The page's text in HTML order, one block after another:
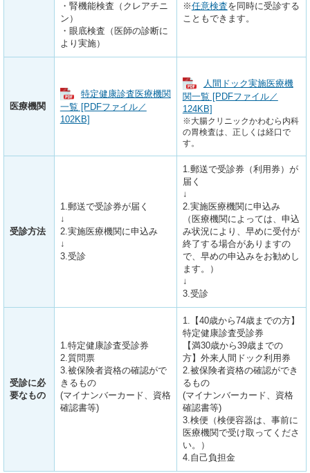
・腎機能検査（クレアチニ
ン）
・眼底検査（医師の診断に
より実施）
※任意検査を同時に受診する
こともできます。
医療機関
特定健康診査医療機関
一覧 [PDFファイル／
102KB]
人間ドック実施医療機
関一覧 [PDFファイル／
124KB]
※大腸クリニックかわむら内科
の胃検査は、正しくは経口で
す。
受診方法
1.郵送で受診券が届く
↓
2.実施医療機関に申込み
↓
3.受診
1.郵送で受診券（利用券）が
届く
↓
2.実施医療機関に申込み
（医療機関によっては、申込
み状況により、早めに受付が
終了する場合がありますの
で、早めの申込みをお勧めし
ます。）
↓
3.受診
受診に必
要なもの
1.特定健康診査受診券
2.質問票
3.被保険者資格の確認がで
きるもの
(マイナンバーカード、資格
確認書等)
1.【40歳から74歳までの方】
特定健康診査受診券
【満30歳から39歳までの
方】外来人間ドック利用券
2.被保険者資格の確認ができ
るもの
(マイナンバーカード、資格
確認書等)
3.検便（検便容器は、事前に
医療機関で受け取ってくださ
い。）
4.自己負担金